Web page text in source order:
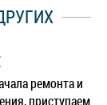
ремонта и
приступаем